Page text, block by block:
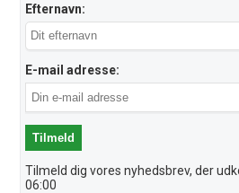
Efternavn:
E-mail adresse:
Tilmeld dig vores nyhedsbrev, der
06:00